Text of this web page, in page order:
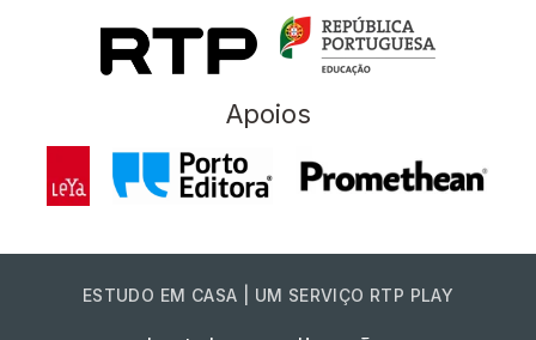
Apoios
ESTUDO EM CASA | UM SERVIÇO RTP PLAY